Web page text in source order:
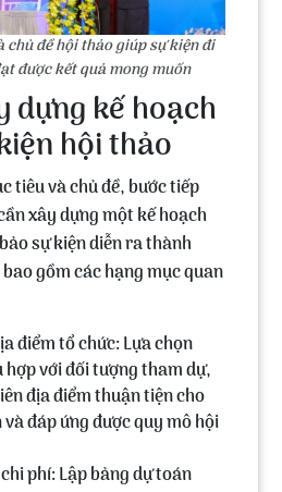
chủ đề hội thảo giúp sự kiện đi
được kết quả mong muốn
dựng kế hoạch
hội thảo
tiêu và chủ đề, bước tiếp
xây dựng một kế hoạch
sự kiện diễn ra thành
gồm các hạng mục quan
điểm tổ chức:Lựa chọn
hợp với đối tượng tham dự,
địa điểm thuận tiện cho
đáp ứng được quy mô hội
phí:Lập bảng dự toán